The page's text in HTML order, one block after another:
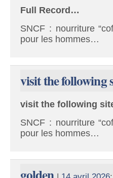
Full Record…
SNCF : nourriture
pour les hommes…
visit the following
visit the following
SNCF : nourriture
pour les hommes…